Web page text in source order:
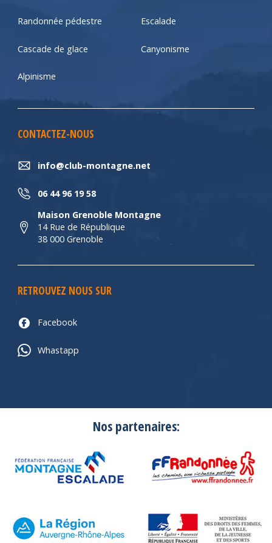
Randonnée pédestre Escalade
Cascade de glace Canyonisme
Alpinisme
CONTACTEZ-NOUS
info@club-montagne.net
06 44 96 19 58
Maison Grenoble Montagne
14 Rue de République
38 000 Grenoble
RETROUVEZ NOUS SUR
Facebook
Whastapp
Nos partenaires: